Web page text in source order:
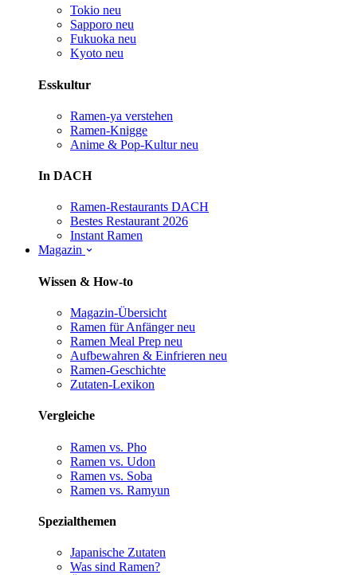
Tokio neu
Sapporo neu
Fukuoka neu
Kyoto neu
Esskultur
Ramen-ya verstehen
Ramen-Knigge
Anime & Pop-Kultur neu
In DACH
Ramen-Restaurants DACH
Bestes Restaurant 2026
Instant Ramen
Magazin
Wissen & How-to
Magazin-Übersicht
Ramen für Anfänger neu
Ramen Meal Prep neu
Aufbewahren & Einfrieren neu
Ramen-Geschichte
Zutaten-Lexikon
Vergleiche
Ramen vs. Pho
Ramen vs. Udon
Ramen vs. Soba
Ramen vs. Ramyun
Spezialthemen
Japanische Zutaten
Was sind Ramen?